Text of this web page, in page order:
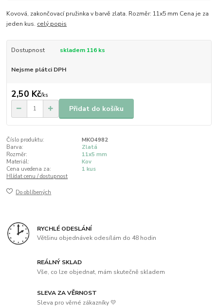
Kovová, zakončovací pružinka v barvě zlata. Rozměr: 11x5 mm Cena je za
jeden kus. celý popis
Dostupnost skladem 116 ks
Nejsme plátci DPH
2,50 Kč/ks
Přidat do košíku
Číslo produktu:
MKO4982
Barva:
Zlatá
Rozměr:
11x5 mm
Materiál:
Kov
Cena uvedena za:
1 kus
Hlídat cenu / dostupnost
Do oblíbených
RYCHLÉ ODESLÁNÍ
Většinu objednávek odesílám do 48 hodin
REÁLNÝ SKLAD
Vše, co lze objednat, mám skutečně skladem
SLEVA ZA VĚRNOST
Sleva pro věrné zákazníky 💛